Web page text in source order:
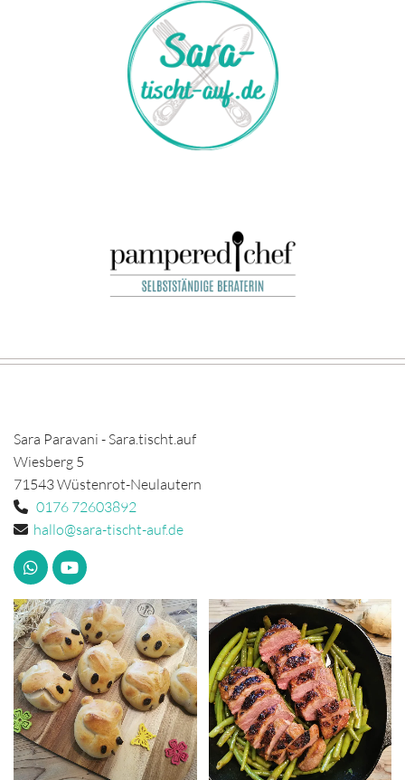
Sara Paravani - Sara.tischt.auf
Wiesberg 5
71543 Wüstenrot-Neulautern
 0176 72603892
 hallo@sara-tischt-auf.de